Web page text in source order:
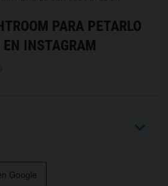
PARA PETARLO
EN INSTAGRAM
Google